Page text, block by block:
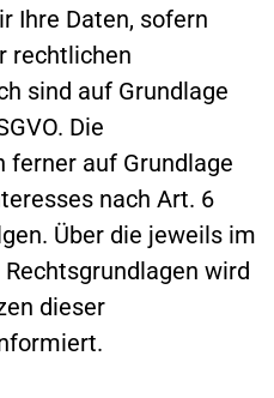
Ihre Daten, sofern
rechtlichen
sind auf Grundlage
Die
ferner auf Grundlage
nach Art. 6
Über die jeweils im
wird
dieser